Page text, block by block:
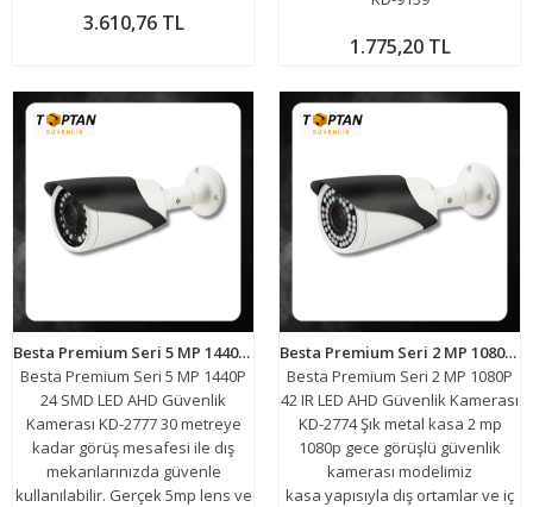
3.610,76 TL
1.775,20 TL
Besta Premium Seri 5 MP 1440P 24 SMD LED AHD Güvenlik Kamerası KD-2777
Besta Premium Seri 5 MP 1440P
24 SMD LED AHD Güvenlik
Kamerası KD-2777 30 metreye
kadar görüş mesafesi ile dış
mekanlarınızda güvenle
kullanılabilir. Gerçek 5mp lens ve
Besta Premium Seri 2 MP 1080P 42 IR LED AHD Güvenlik Kamerası KD-2774
Besta Premium Seri 2 MP 1080P
42 IR LED AHD Güvenlik Kamerası
KD-2774 Şık metal kasa 2 mp
1080p gece görüşlü güvenlik
kamerası modelimiz
kasa yapısıyla dış ortamlar ve iç